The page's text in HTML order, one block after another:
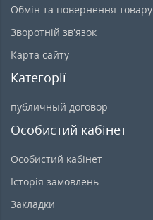
Обмін та повернення товару
Зворотній зв’язок
Карта сайту
Категорії
публичный договор
Особистий кабінет
Особистий кабінет
Історія замовлень
Закладки